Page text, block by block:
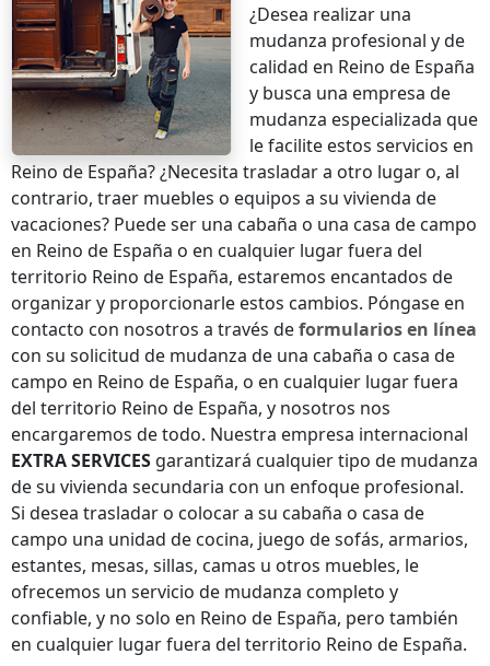
¿Desea realizar una
mudanza profesional y de
calidad en Reino de España
y busca una empresa de
mudanza especializada que
le facilite estos servicios en
Reino de España? ¿Necesita trasladar a otro lugar o, al
contrario, traer muebles o equipos a su vivienda de
vacaciones? Puede ser una cabaña o una casa de campo
en Reino de España o en cualquier lugarfuera del
territorio Reino de España, estaremos encantados de
organizar y proporcionarle estos cambios. Póngase en
contacto con nosotros a través deformularios en línea
con su solicitud de mudanza de una cabaña o casa de
campo en Reino de España, o en cualquier lugarfuera
del territorio Reino de España, y nosotros nos
encargaremos de todo. Nuestra empresa internacional
EXTRA SERVICES garantizará cualquier tipo de mudanza
de su vivienda secundaria con un enfoque profesional.
Si desea trasladar o colocar a su cabaña o casa de
campo una unidad de cocina, juego de sofás, armarios,
estantes, mesas, sillas, camas u otros muebles, le
ofrecemos un servicio de mudanza completo y
confiable, y no solo en Reino de España, pero también
en cualquier lugarfuera del territorio Reino de España.